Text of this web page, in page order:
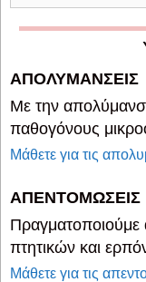
ΑΠΟΛΥΜΑΝΣΕΙΣ
Με την
παθογόνους
Μάθετε για τις
ΑΠΕΝΤΟΜΩΣΕΙΣ
πτητικών και
Μάθετε για τις